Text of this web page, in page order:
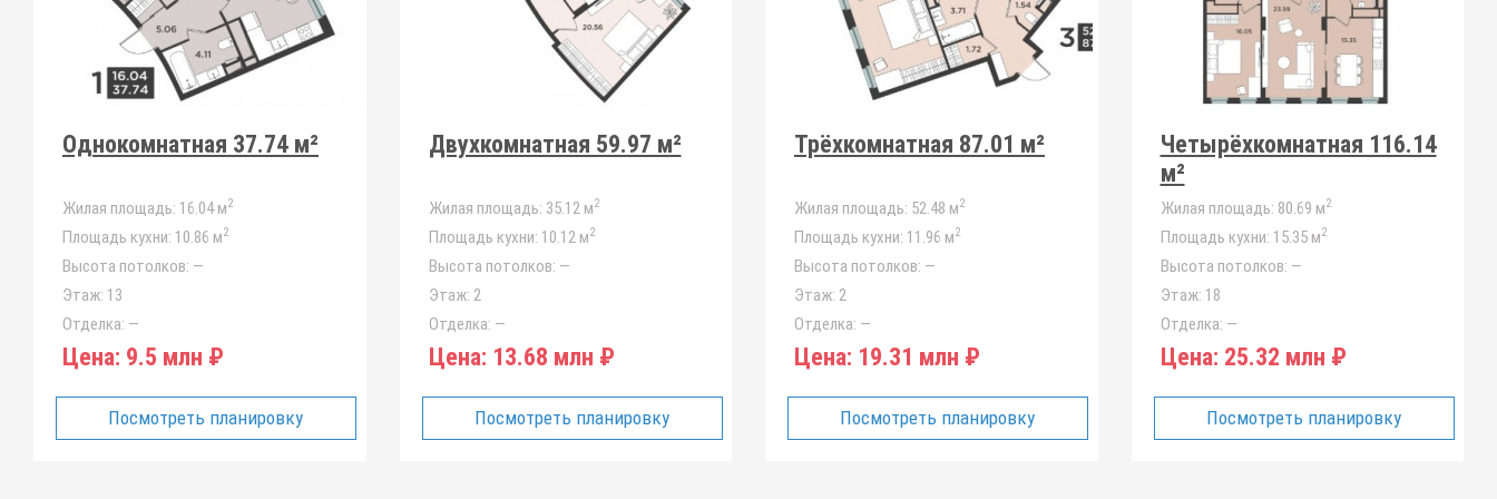
Однокомнатная 37.74 м²
Жилая площадь: 16.04 м2
Площадь кухни: 10.86 м2
Высота потолков: —
Этаж: 13
Отделка: —
Цена: 9.5 млн ₽
Посмотреть планировку
Двухкомнатная 59.97 м²
Жилая площадь: 35.12 м2
Площадь кухни: 10.12 м2
Высота потолков: —
Этаж: 2
Отделка: —
Цена: 13.68 млн ₽
Посмотреть планировку
Трёхкомнатная 87.01 м²
Жилая площадь: 52.48 м2
Площадь кухни: 11.96 м2
Высота потолков: —
Этаж: 2
Отделка: —
Цена: 19.31 млн ₽
Посмотреть планировку
Четырёхкомнатная 116.14
м²
Жилая площадь: 80.69 м2
Площадь кухни: 15.35 м2
Высота потолков: —
Этаж: 18
Отделка: —
Цена: 25.32 млн ₽
Посмотреть планировку